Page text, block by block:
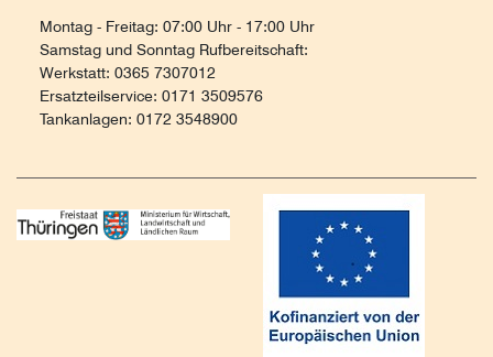
Montag - Freitag: 07:00 Uhr - 17:00 Uhr
Samstag und Sonntag Rufbereitschaft:
Werkstatt: 0365 7307012
Ersatzteilservice: 0171 3509576
Tankanlagen: 0172 3548900